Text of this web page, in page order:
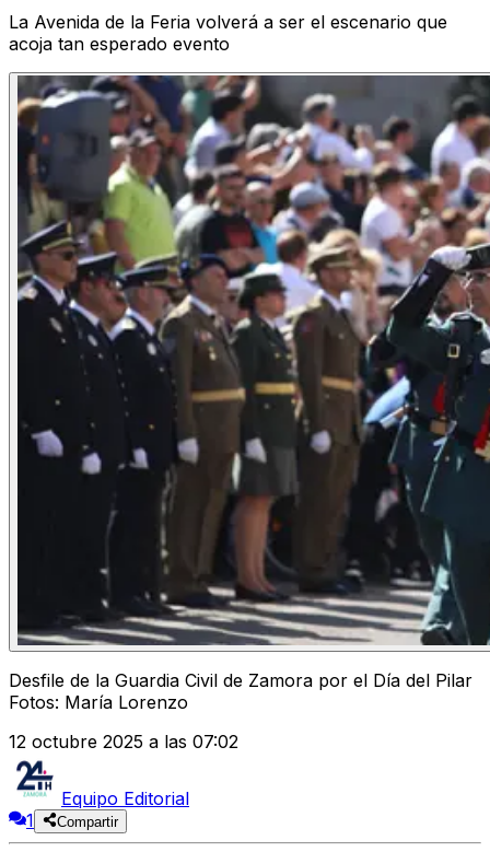
La Avenida de la Feria volverá a ser el escenario que
acoja tan esperado evento
Desfile de la Guardia Civil de Zamora por el Día del Pilar
Fotos: María Lorenzo
12 octubre 2025 a las 07:02
Equipo Editorial
1
Compartir